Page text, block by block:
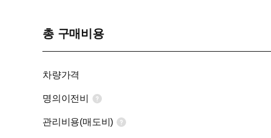
총 구매비용
차량가격
명의이전비
관리비용(매도비)